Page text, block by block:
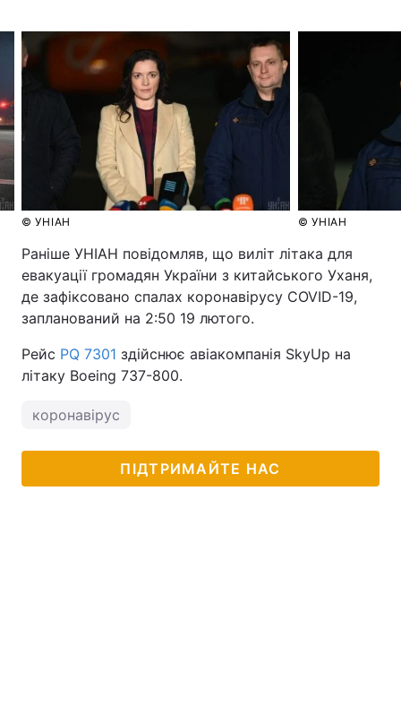
Тема оформлення
© УНІАН © УНІАН
Раніше УНІАН повідомляв, що виліт літака для
евакуації громадян України з китайського Уханя,
де зафіксовано спалах коронавірусу COVID-19,
запланований на 2:50 19 лютого.
Рейс PQ 7301 здійснює авіакомпанія SkyUp на
літаку Boeing 737-800.
коронавірус
ПІДТРИМАЙТЕ НАС